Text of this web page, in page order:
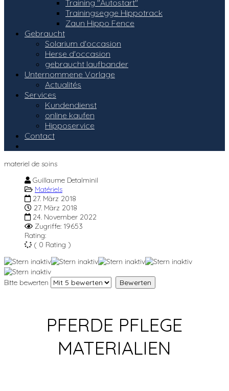
Training "Autostart"
Trainingsegge Hippotrack
Zaun Hippo Fence
Gebraucht
Solarium d'occasion
Herse d'occasion
gebraucht laufbander
Unternommene Vorlage
Actualités
Services
Kundendienst
online kaufen
Hipposervice
Contact
materiel de soins
Guillaume Detalminil
Matériels
27. März 2018
27. März 2018
24. November 2022
Zugriffe: 19653
Rating:
( 0 Rating )
Bitte bewerten
PFERDE PFLEGE
MATERIALIEN